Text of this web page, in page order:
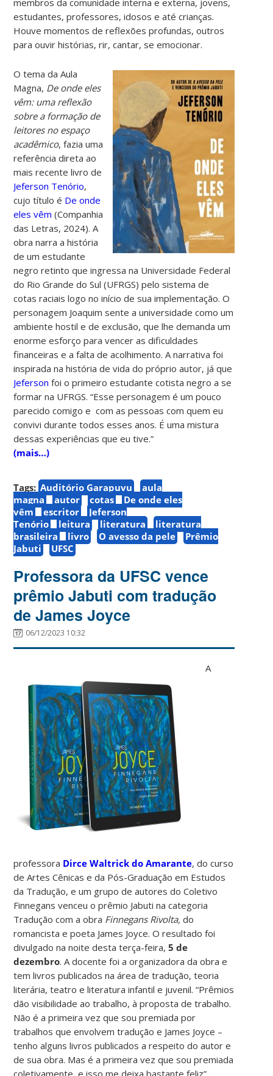
estudantes, professores, idosos e até crianças.
Houve momentos de reflexões profundas, outros
para ouvir histórias, rir, cantar, se emocionar.
O tema da Aula
Magna, De onde eles
vêm: uma reflexão
sobre a formação de
leitores no espaço
acadêmico, fazia uma
referência direta ao
mais recente livro de
Jeferson Tenório,
cujo título é De onde
eles vêm (Companhia
das Letras, 2024). A
obra narra a história
de um estudante
negro retinto que ingressa na Universidade Federal
do Rio Grande do Sul (UFRGS) pelo sistema de
cotas raciais logo no início de sua implementação. O
personagem Joaquim sente a universidade como um
ambiente hostil e de exclusão, que lhe demanda um
enorme esforço para vencer as dificuldades
financeiras e a falta de acolhimento. A narrativa foi
inspirada na história de vida do próprio autor, já que
Jeferson foi o primeiro estudante cotista negro a se
formar na UFRGS. “Esse personagem é um pouco
parecido comigo e com as pessoas com quem eu
convivi durante todos esses anos. É uma mistura
dessas experiências que eu tive.”
(mais…)
Tags: Auditório Garapuvu
aula
magna
autor cotas
De onde eles
vêm
escritor
Jeferson
Tenório
leitura literatura
literatura
brasileira
livro O avesso da pele
Prêmio
Jabuti
UFSC
Professora da UFSC vence
prêmio Jabuti com tradução
de James Joyce
06/12/2023 10:32
A
professora Dirce Waltrick do Amarante, do curso
de Artes Cênicas e da Pós-Graduação em Estudos
da Tradução, e um grupo de autores do Coletivo
Finnegans venceu o prêmio Jabuti na categoria
Tradução com a obra Finnegans Rivolta,do
romancista e poeta James Joyce. O resultado foi
divulgado na noite desta terça-feira,5 de
dezembro. A docente foi a organizadora da obra e
tem livros publicados na área de tradução, teoria
literária, teatro e literatura infantil e juvenil. “Prêmios
dão visibilidade ao trabalho, à proposta de trabalho.
Não é a primeira vez que sou premiada por
trabalhos que envolvem tradução e James Joyce –
tenho alguns livros publicados a respeito do autor e
de sua obra. Mas é a primeira vez que sou premiada
coletivamente, e isso me deixa bastante feliz”,